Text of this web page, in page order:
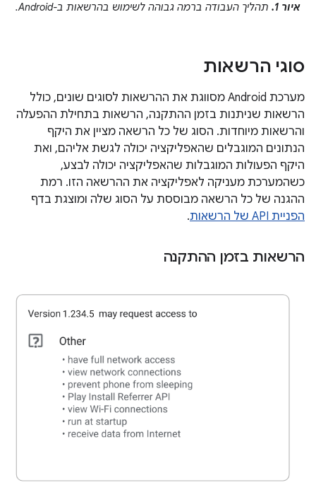
איור 1. תהליך העבודה ברמה גבוהה לשימוש בהרשאות ב-Android.
סוגי הרשאות
מערכת Android מסווגת את ההרשאות לסוגים שונים, כולל
הרשאות שניתנות בזמן ההתקנה, הרשאות בתחילת ההפעלה
והרשאות מיוחדות. הסוג של כל הרשאה מציין את היקף
הנתונים המוגבלים שהאפליקציה יכולה לגשת אליהם, ואת
היקף הפעולות המוגבלות שהאפליקציה יכולה לבצע,
כשהמערכת מעניקה לאפליקציה את ההרשאה הזו. רמת
ההגנה של כל הרשאה מבוססת על הסוג שלה ומוצגת בדף
הפניית API של הרשאות
.
הרשאות בזמן ההתקנה